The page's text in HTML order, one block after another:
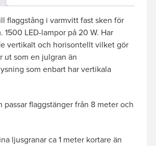
flaggstång i varmvitt fast sken för
1500 LED-lampor på 20 W. Har
vertikalt och horisontellt vilket gör
ut som en julgran än
som enbart har vertikala
passar flaggstänger från 8 meter och
ljusgranar ca 1 meter kortare än